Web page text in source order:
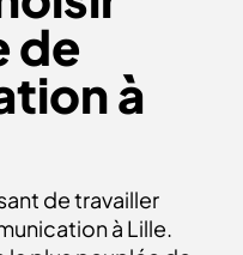
de
à
de travailler
à Lille.